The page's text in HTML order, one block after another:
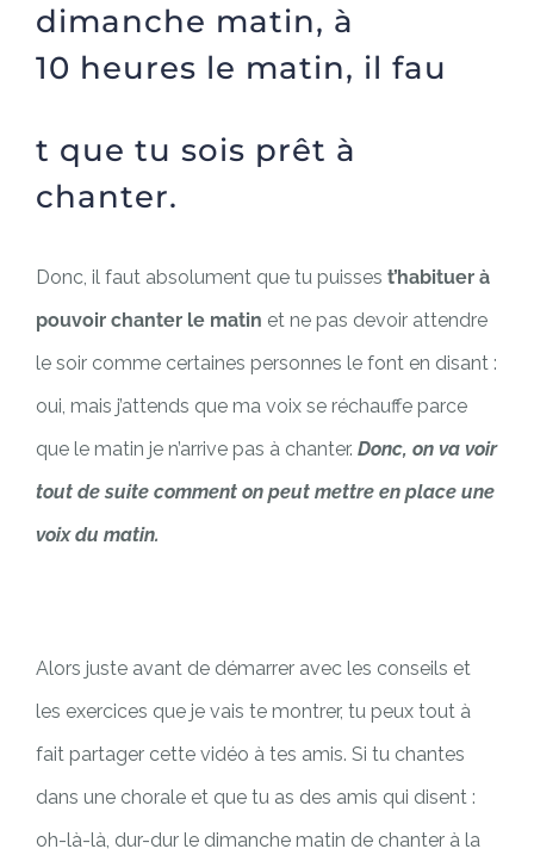
dimanche matin, à
10 heures le matin, il fau
t que tu sois prêt à
chanter.
Donc, il faut absolument que tu puisses t’habituer à
pouvoir chanter le matin et ne pas devoir attendre
le soir comme certaines personnes le font en disant :
oui, mais j’attends que ma voix se réchauffe parce
que le matin je n’arrive pas à chanter. Donc, on va voir
tout de suite comment on peut mettre en place une
voix du matin.
Alors juste avant de démarrer avec les conseils et
les exercices que je vais te montrer, tu peux tout à
fait partager cette vidéo à tes amis. Si tu chantes
dans une chorale et que tu as des amis qui disent :
oh-là-là, dur-dur le dimanche matin de chanter à la